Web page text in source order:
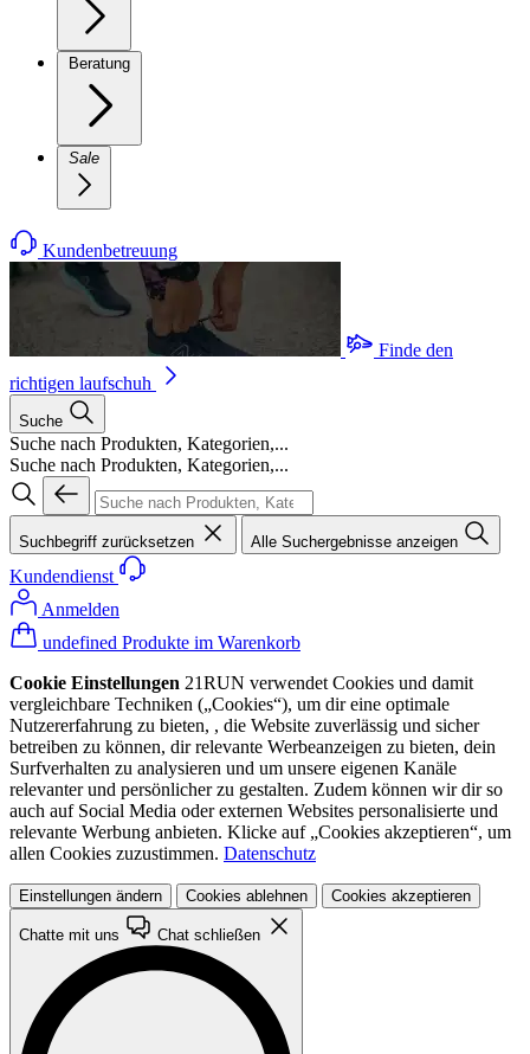
Beratung
Sale
Kundenbetreuung
Finde den
richtigen laufschuh
Suche
Suche nach Produkten, Kategorien,...
Suche nach Produkten, Kategorien,...
Suchbegriff zurücksetzen Alle Suchergebnisse anzeigen
Kundendienst
Anmelden
undefined Produkte im Warenkorb
Cookie Einstellungen 21RUN verwendet Cookies und damit
vergleichbare Techniken („Cookies“), um dir eine optimale
Nutzererfahrung zu bieten, , die Website zuverlässig und sicher
betreiben zu können, dir relevante Werbeanzeigen zu bieten, dein
Surfverhalten zu analysieren und um unsere eigenen Kanäle
relevanter und persönlicher zu gestalten. Zudem können wir dir so
auch auf Social Media oder externen Websites personalisierte und
relevante Werbung anbieten. Klicke auf „Cookies akzeptieren“, um
allen Cookies zuzustimmen. Datenschutz
Einstellungen ändern Cookies ablehnen Cookies akzeptieren
Chatte mit uns Chat schließen